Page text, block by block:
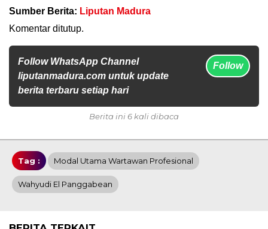
Sumber Berita: Liputan Madura
Komentar ditutup.
Follow WhatsApp Channel
liputanmadura.com untuk update
berita terbaru setiap hari
Follow
Berita ini 6 kali dibaca
Tag : Modal Utama Wartawan Profesional
Wahyudi El Panggabean